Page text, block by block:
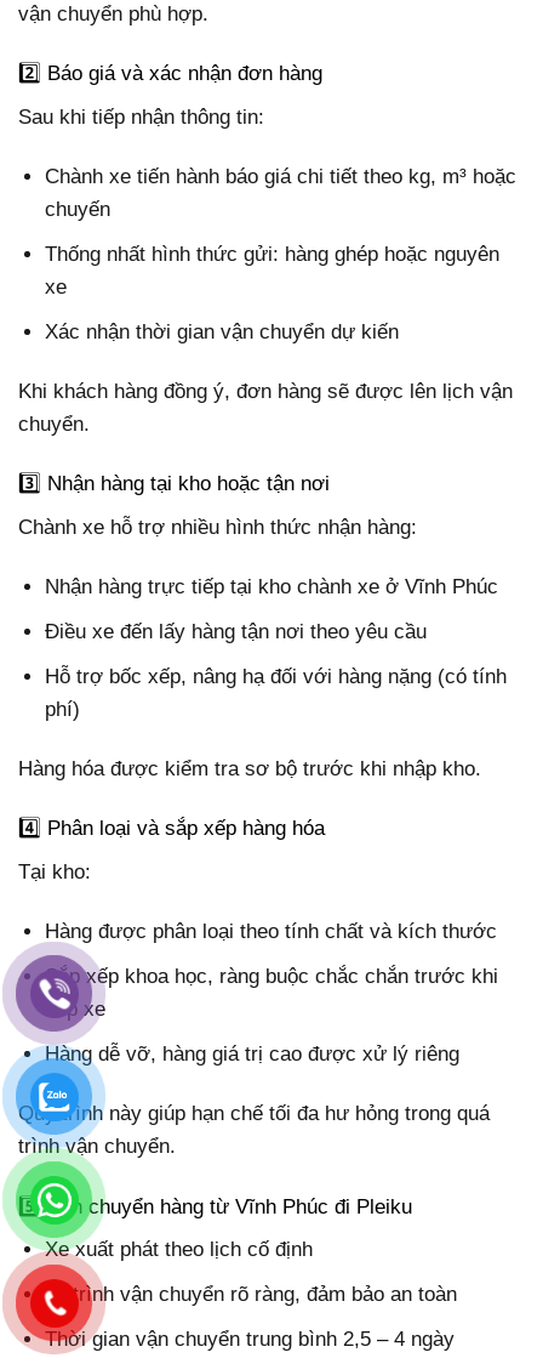
vận chuyển phù hợp.
2️⃣ Báo giá và xác nhận đơn hàng
Sau khi tiếp nhận thông tin:
Chành xe tiến hành báo giá chi tiết theo kg, m³ hoặc
chuyến
Thống nhất hình thức gửi: hàng ghép hoặc nguyên
xe
Xác nhận thời gian vận chuyển dự kiến
Khi khách hàng đồng ý, đơn hàng sẽ được lên lịch vận
chuyển.
3️⃣ Nhận hàng tại kho hoặc tận nơi
Chành xe hỗ trợ nhiều hình thức nhận hàng:
Nhận hàng trực tiếp tại kho chành xe ở Vĩnh Phúc
Điều xe đến lấy hàng tận nơi theo yêu cầu
Hỗ trợ bốc xếp, nâng hạ đối với hàng nặng (có tính
phí)
Hàng hóa được kiểm tra sơ bộ trước khi nhập kho.
4️⃣ Phân loại và sắp xếp hàng hóa
Tại kho:
Hàng được phân loại theo tính chất và kích thước
Sắp xếp khoa học, ràng buộc chắc chắn trước khi
xếp xe
Hàng dễ vỡ, hàng giá trị cao được xử lý riêng
Quy trình này giúp hạn chế tối đa hư hỏng trong quá
trình vận chuyển.
5️⃣ Vận chuyển hàng từ Vĩnh Phúc đi Pleiku
Xe xuất phát theo lịch cố định
Lộ trình vận chuyển rõ ràng, đảm bảo an toàn
Thời gian vận chuyển trung bình 2,5 – 4 ngày